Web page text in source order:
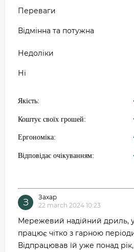
Переваги
Відмінна та потужна
Недоліки
Ні
Якість:
Коштує своїх грошей:
Ергономіка:
Відповідає очікуванням:
З
Захар
22 march 2024 10:23
Мережевий надійний дриль,
працює чітко з гарною
Відпрацював їй уже понад